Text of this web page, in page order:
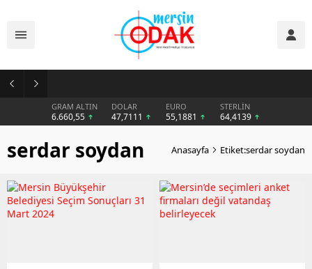
GRAM ALTIN
6.660,55
DOLAR
47,7111
EURO
55,1881
STERLİN
64,4139
serdar soydan Anasayfa Etiket:serdar soydan